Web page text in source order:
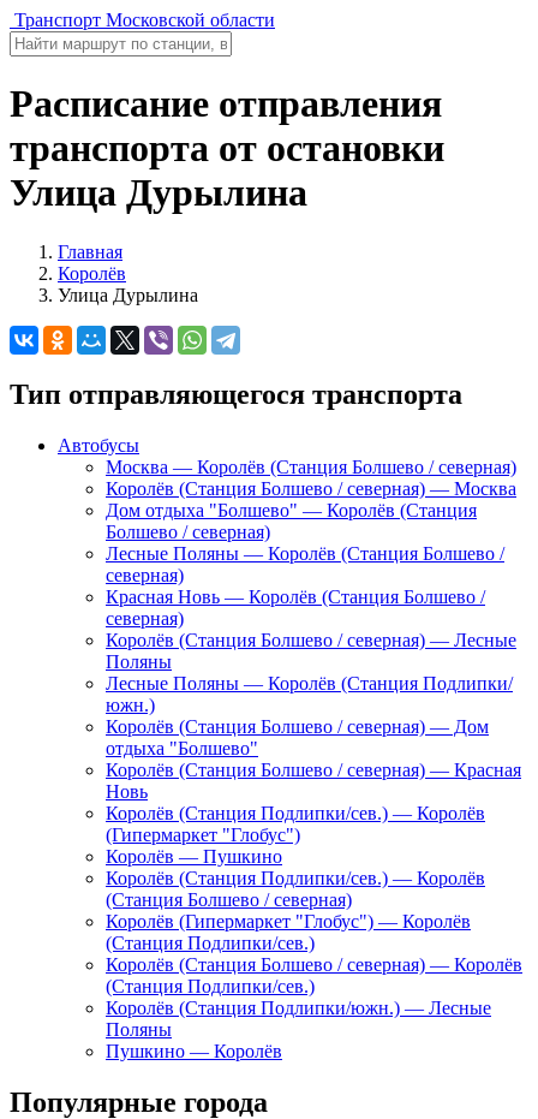
Транспорт Московской области
Расписание отправления
транспорта от остановки
Улица Дурылина
Главная
Королёв
Улица Дурылина
Тип отправляющегося транспорта
Автобусы
Москва — Королёв (Станция Болшево / северная)
Королёв (Станция Болшево / северная) — Москва
Дом отдыха "Болшево" — Королёв (Станция
Болшево / северная)
Лесные Поляны — Королёв (Станция Болшево /
северная)
Красная Новь — Королёв (Станция Болшево /
северная)
Королёв (Станция Болшево / северная) — Лесные
Поляны
Лесные Поляны — Королёв (Станция Подлипки/
южн.)
Королёв (Станция Болшево / северная) — Дом
отдыха "Болшево"
Королёв (Станция Болшево / северная) — Красная
Новь
Королёв (Станция Подлипки/сев.) — Королёв
(Гипермаркет "Глобус")
Королёв — Пушкино
Королёв (Станция Подлипки/сев.) — Королёв
(Станция Болшево / северная)
Королёв (Гипермаркет "Глобус") — Королёв
(Станция Подлипки/сев.)
Королёв (Станция Болшево / северная) — Королёв
(Станция Подлипки/сев.)
Королёв (Станция Подлипки/южн.) — Лесные
Поляны
Пушкино — Королёв
Популярные города